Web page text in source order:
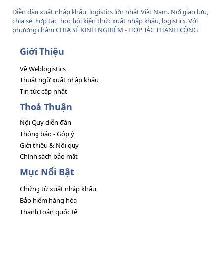
Diễn đàn xuất nhập khẩu, logistics lớn nhất Việt Nam. Nơi giao lưu,
chia sẻ, hợp tác, học hỏi kiến thức xuất nhập khẩu, logistics. Với
phương châm CHIA SẺ KINH NGHIỆM - HỢP TÁC THÀNH CÔNG
Giới Thiệu
Về Weblogistics
Thuật ngữ xuất nhập khẩu
Tin tức cập nhật
Thoả Thuận
Nội Quy diễn đàn
Thông báo - Góp ý
Giới thiệu & Nội quy
Chính sách bảo mật
Mục Nổi Bật
Chứng từ xuất nhập khẩu
Bảo hiểm hàng hóa
Thanh toán quốc tế